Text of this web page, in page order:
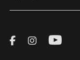
Visit Thule
Visit